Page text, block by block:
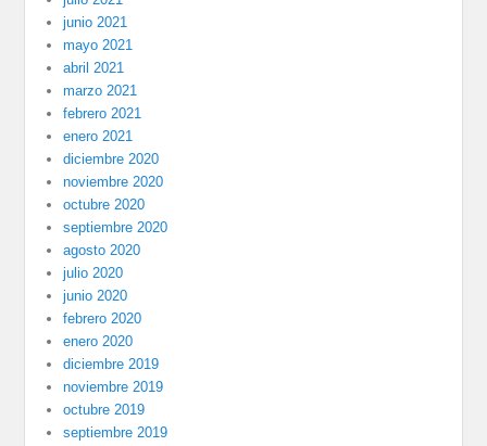
junio 2021
mayo 2021
abril 2021
marzo 2021
febrero 2021
enero 2021
diciembre 2020
noviembre 2020
octubre 2020
septiembre 2020
agosto 2020
julio 2020
junio 2020
febrero 2020
enero 2020
diciembre 2019
noviembre 2019
octubre 2019
septiembre 2019